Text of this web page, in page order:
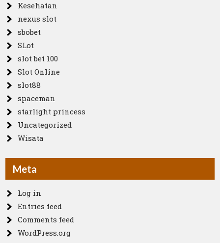
Kesehatan
nexus slot
sbobet
SLot
slot bet 100
Slot Online
slot88
spaceman
starlight princess
Uncategorized
Wisata
Meta
Log in
Entries feed
Comments feed
WordPress.org